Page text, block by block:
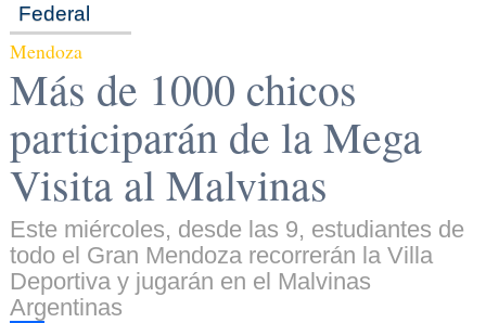
Federal
Mendoza
Más de 1000 chicos
participarán de la Mega
Visita al Malvinas
Este miércoles, desde las 9, estudiantes de
todo el Gran Mendoza recorrerán la Villa
Deportiva y jugarán en el Malvinas
Argentinas